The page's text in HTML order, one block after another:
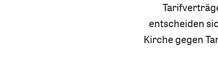
entscheiden
Kirche gegen